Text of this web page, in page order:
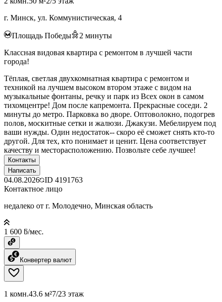
г. Минск, ул. Коммунистическая, 4
Площадь Победы 2 минуты
Классная видовая квартира с ремонтом в лучшей части
города!
Тёплая, светлая двухкомнатная квартира с ремонтом и
техникой на лучшем высоком втором этаже с видом на
музыкальные фонтаны, речку и парк из Всех окон в самом
тихомцентре! Дом после капремонта. Прекрасные соседи. 2
минуты до метро. Парковка во дворе. Оптоволокно, подогрев
полов, москитные сетки и жалюзи. Джакузи. Мебелируем под
ваши нужды. Один недостаток-- скоро её сможет снять кто-то
другой. Для тех, кто понимает и ценит. Цена соответствует
качеству и месторасположению. Позвольте себе лучшее!
Контакты
Написать
04.08.2026 ID 4191763
Контактное лицо
недалеко от г. Молодечно, Минская область
1 600 ƃ/мес.
Конвертер валют
1 комн.43.6 м²7/23 этаж